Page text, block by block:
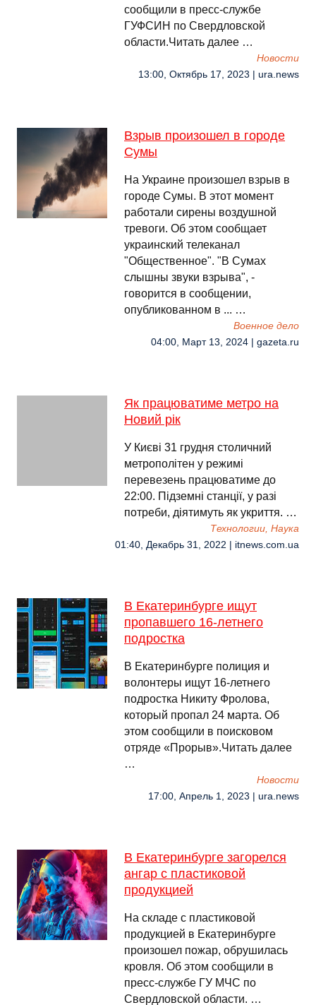
сообщили в пресс-службе
ГУФСИН по Свердловской
области.Читать далее …
Новости
13:00, Октябрь 17, 2023 | ura.news
Взрыв произошел в городе
Сумы
На Украине произошел взрыв в
городе Сумы. В этот момент
работали сирены воздушной
тревоги. Об этом сообщает
украинский телеканал
"Общественное". "В Сумах
слышны звуки взрыва", -
говорится в сообщении,
опубликованном в ... …
Военное дело
04:00, Март 13, 2024 | gazeta.ru
Як працюватиме метро на
Новий рік
У Києві 31 грудня столичний
метрополітен у режимі
перевезень працюватиме до
22:00. Підземні станції, у разі
потреби, діятимуть як укриття. …
Технологии, Наука
01:40, Декабрь 31, 2022 | itnews.com.ua
В Екатеринбурге ищут
пропавшего 16-летнего
подростка
В Екатеринбурге полиция и
волонтеры ищут 16-летнего
подростка Никиту Фролова,
который пропал 24 марта. Об
этом сообщили в поисковом
отряде «Прорыв».Читать далее
…
Новости
17:00, Апрель 1, 2023 | ura.news
В Екатеринбурге загорелся
ангар с пластиковой
продукцией
На складе с пластиковой
продукцией в Екатеринбурге
произошел пожар, обрушилась
кровля. Об этом сообщили в
пресс-службе ГУ МЧС по
Свердловской области. …